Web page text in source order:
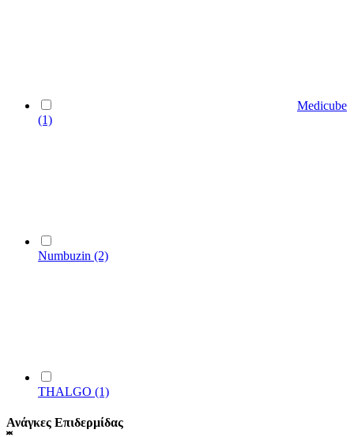
Medicube
(1)
Numbuzin (2)
THALGO (1)
Ανάγκες Επιδερμίδας